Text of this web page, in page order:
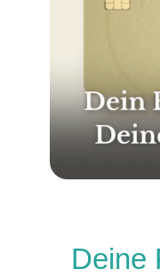
Deine